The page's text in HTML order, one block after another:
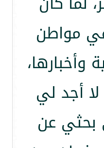
مواطن
وأخبارها،
أجد لي
عن